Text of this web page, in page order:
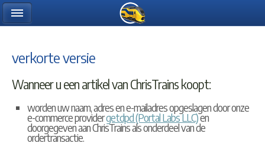
verkorte versie
Wanneer u een artikel van ChrisTrains koopt:
worden uw naam, adres en e-mailadres opgeslagen door onze
e-commerce providergetdpd (Portal Labs LLC)en
doorgegeven aan ChrisTrains als onderdeel van de
ordertransactie.